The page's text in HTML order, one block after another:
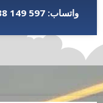
واتساب: 597 149 538 966 +